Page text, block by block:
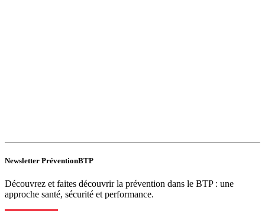
Newsletter PréventionBTP
Découvrez et faites découvrir la prévention dans le BTP : une
approche santé, sécurité et performance.